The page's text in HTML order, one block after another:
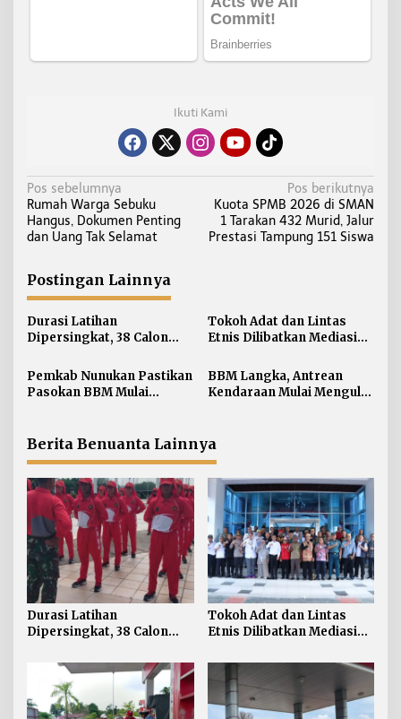
Ikuti Kami
N
a
v
g
a
s
i
o
Pos sebelumnya
Rumah Warga Sebuku
Hangus, Dokumen Penting
dan Uang Tak Selamat
Pos berikutnya
Kuota SPMB 2026 di SMAN
1 Tarakan 432 Murid, Jalur
Prestasi Tampung 151 Siswa
Postingan Lainnya
Durasi Latihan
Dipersingkat, 38 Calon
Digembleng Tampil
Maksimal
Tokoh Adat dan Lintas
Etnis Dilibatkan Mediasi
Nunukan
Pemkab Nunukan Pastikan
Pasokan BBM Mulai
BBM Langka, Antrean
Kendaraan Mulai Mengular
Berita Benuanta Lainnya
Durasi Latihan
Dipersingkat, 38 Calon
Digembleng Tampil
Maksimal
Tokoh Adat dan Lintas
Etnis Dilibatkan Mediasi
Nunukan